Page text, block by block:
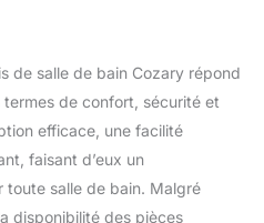
ou de la
et protéger vos
sols des gouttes d'eau,
sèche rapidement, ce
rend vos pieds le
ultime de luxe
de bain lavable en
de salle de bain Cozary répond
de confort, sécurité et
efficace, une facilité
faisant d’eux un
toute salle de bain. Malgré
disponibilité des pièces